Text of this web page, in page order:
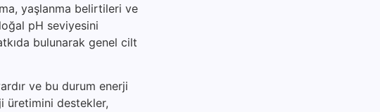
yaşlanma belirtileri ve
pH seviyesini
bulunarak genel cilt
ve bu durum enerji
üretimini destekler,